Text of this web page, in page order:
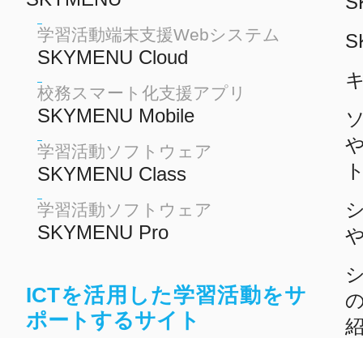
学習活動端末支援Webシステム
SKYMENU Cloud
校務スマート化支援アプリ
SKYMENU Mobile
学習活動ソフトウェア
SKYMENU Class
学習活動ソフトウェア
SKYMENU Pro
ICTを活用した学習活動をサ
ポートするサイト